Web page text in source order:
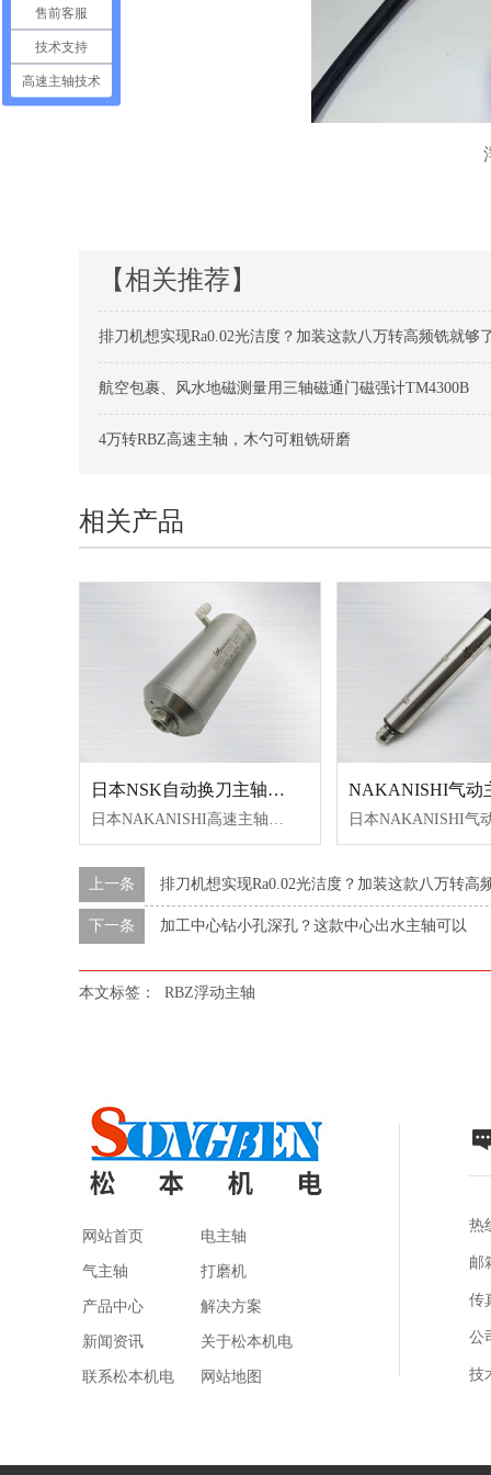
【相关推荐】
排刀机想实现Ra0.02光洁度？加装这款八万转高频铣就够
航空包裹、风水地磁测量用三轴磁通门磁强计TM4300B
4万转RBZ高速主轴，木勺可粗铣研磨
相关产品
日本NSK自动换刀主轴NR50-5100 ATC
日本NAKANISHI高速主轴自动换刀主轴型号：NR50-5100ATC转速：50000转/min重量：385g
上一条 排刀机想实现Ra0.02光洁度？加装这款八万转高
下一条 加工中心钻小孔深孔？这款中心出水主轴可以
本文标签： RBZ浮动主轴
网站首页 电主轴
气主轴 打磨机
产品中心 解决方案
新闻资讯 关于松本机电
联系松本机电 网站地图
热
邮
传
公
技
售前客服
技术支持
高速主轴技术